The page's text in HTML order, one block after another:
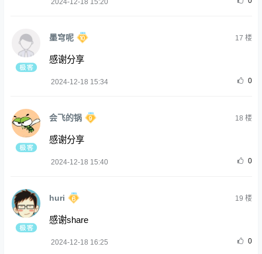
2024-12-18 15:20
墨穹呢 17 楼
感谢分享
2024-12-18 15:34 0
会飞的锅 18 楼
感谢分享
2024-12-18 15:40 0
huri 19 楼
感谢share
2024-12-18 16:25 0